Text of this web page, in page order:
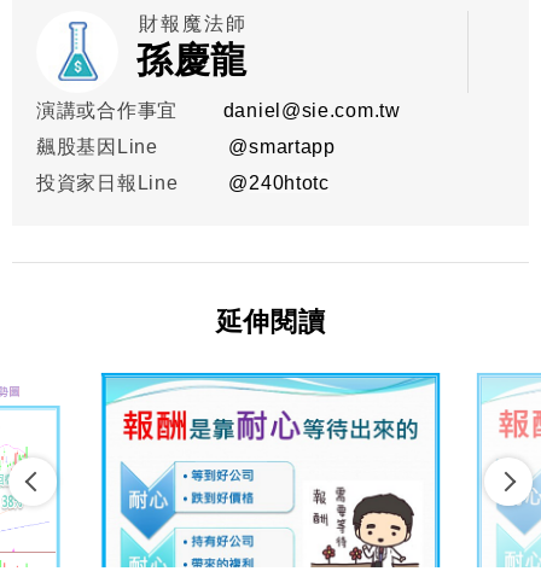
財報魔法師
孫慶龍
演講或合作事宜
daniel@sie.com.tw
飆股基因Line
@smartapp
投資家日報Line
@240htotc
延伸閱讀